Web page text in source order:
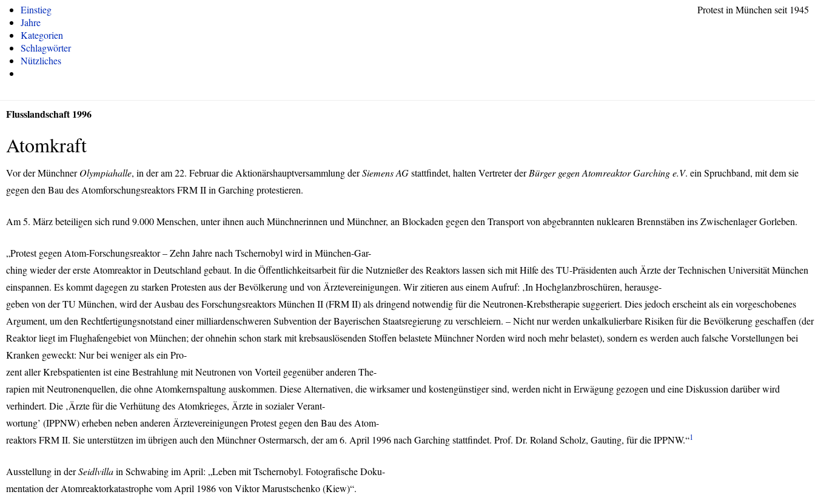
Protest in München seit 1945
Einstieg
Jahre
Kategorien
Schlagwörter
Nützliches
Flusslandschaft 1996
Atomkraft
Vor der MünchnerOlympiahalle, in der am 22. Februar die Aktionärshauptversammlung derSiemens AGstattfindet, halten Vertreter derBürger gegen Atomreaktor Garching e.V. ein Spruchband, mit dem sie
gegen den Bau des AtomforschungsreaktorsFRMII in Garching protestieren.
Am 5. März beteiligen sich rund 9.000 Menschen, unter ihnen auch Münchnerinnen und Münchner, an Blockaden gegen den Transport von abgebrannten nuklearen Brennstäben ins Zwischenlager Gorleben.
„Protest gegen Atom-Forschungsreaktor – Zehn Jahre nach Tschernobyl wird in München-Gar-
ching wieder der erste Atomreaktor in Deutschland gebaut. In die Öffentlichkeitsarbeit für die Nutznießer des Reaktors lassen sich mit Hilfe des TU-Präsidenten auch Ärzte der Technischen Universität München
einspannen. Es kommt dagegen zu starken Protesten aus der Bevölkerung und von Ärztevereinigungen. Wir zitieren aus einem Aufruf: ‚In Hochglanzbroschüren, herausge-
geben von der TU München, wird der Ausbau des Forschungsreaktors München II (FRMII) als dringend notwendig für die Neutronen-Krebstherapie suggeriert. Dies jedoch erscheint als ein vorgeschobenes
Argument, um den Rechtfertigungsnotstand einer milliardenschweren Subvention der Bayerischen Staatsregierung zu verschleiern. – Nicht nur werden unkalkulierbare Risiken für die Bevölkerung geschaffen (der
Reaktor liegt im Flughafengebiet von München; der ohnehin schon stark mit krebsauslösenden Stoffen belastete Münchner Norden wird noch mehr belastet), sondern es werden auch falsche Vorstellungen bei
Kranken geweckt: Nur bei weniger als ein Pro-
zent aller Krebspatienten ist eine Bestrahlung mit Neutronen von Vorteil gegenüber anderen The-
rapien mit Neutronenquellen, die ohne Atomkernspaltung auskommen. Diese Alternativen, die wirksamer und kostengünstiger sind, werden nicht in Erwägung gezogen und eine Diskussion darüber wird
verhindert. Die ‚Ärzte für die Verhütung des Atomkrieges, Ärzte in sozialer Verant-
wortung’ (IPPNW) erheben neben anderen Ärztevereinigungen Protest gegen den Bau des Atom-
reaktorsFRMII. Sie unterstützen im übrigen auch den Münchner Ostermarsch, der am 6. April 1996 nach Garching stattfindet. Prof. Dr. Roland Scholz, Gauting, für dieIPPNW.“1
Ausstellung in derSeidlvillain Schwabing im April: „Leben mit Tschernobyl. Fotografische Doku-
mentation der Atomreaktorkatastrophe vom April 1986 von Viktor Marustschenko (Kiew)“.